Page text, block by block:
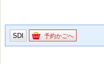
SDI 予約かごへ